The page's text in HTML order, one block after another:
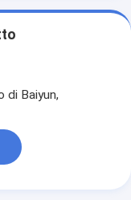
di Baiyun,